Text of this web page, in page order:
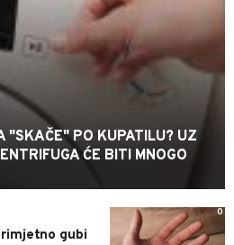
"SKAČE" PO KUPATILU? UZ
ĆE BITI MNOGO
0
gubi